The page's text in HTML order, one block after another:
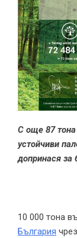
С още 87 тона
устойчиви
допринася за
10 000 тона
България